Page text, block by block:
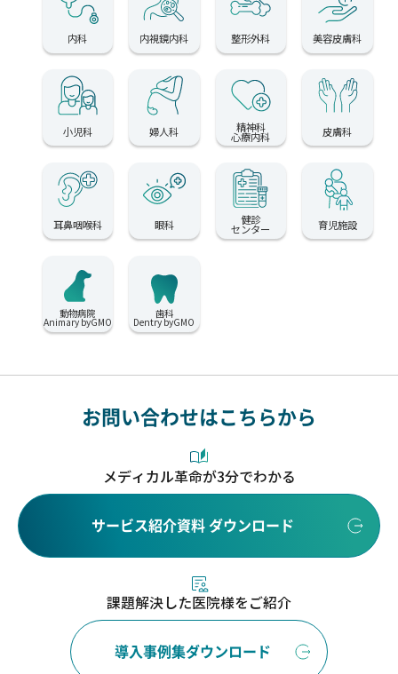
内科 内視鏡内科 整形外科 美容皮膚科
小児科 婦人科 精神科
心療内科 皮膚科
耳鼻咽喉科 眼科 健診
センター 育児施設
動物病院
Animary byGMO
歯科
Dentry byGMO
お問い合わせはこちらから
メディカル革命が3分でわかる
サービス紹介資料 ダウンロード
課題解決した医院様をご紹介
導入事例集ダウンロード